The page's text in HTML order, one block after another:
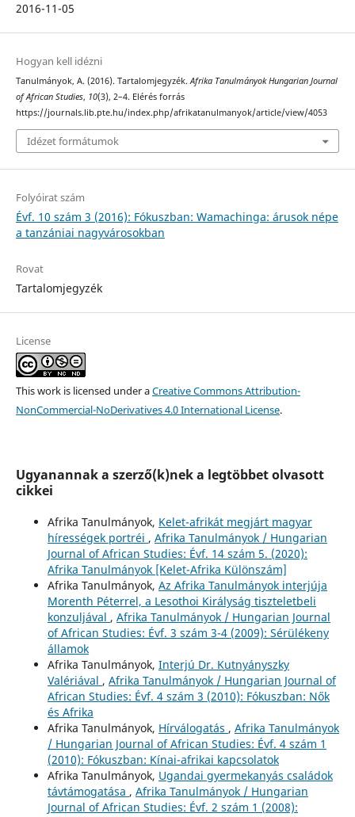
2016-11-05
Hogyan kell idézni
Tanulmányok, A. (2016). Tartalomjegyzék.Afrika Tanulmányok Hungarian Journal
of African Studies, 10(3), 2–4. Elérés forrás
https://journals.lib.pte.hu/index.php/afrikatanulmanyok/article/view/4053
Idézet formátumok
Folyóirat szám
Évf. 10 szám 3 (2016): Fókuszban: Wamachinga: árusok népe
a tanzániai nagyvárosokban
Rovat
Tartalomjegyzék
License
This work is licensed under aCreative Commons Attribution-
NonCommercial-NoDerivatives 4.0 International License.
Ugyanannak a szerző(k)nek a legtöbbet olvasott
cikkei
Afrika Tanulmányok, Kelet-afrikát megjárt magyar
hírességek portréi , Afrika Tanulmányok / Hungarian
Journal of African Studies: Évf. 14 szám 5. (2020):
Afrika Tanulmányok [Kelet-Afrika Különszám]
Afrika Tanulmányok, Az Afrika Tanulmányok interjúja
Morenth Péterrel, a Lesothoi Királyság tiszteletbeli
konzuljával , Afrika Tanulmányok / Hungarian Journal
of African Studies: Évf. 3 szám 3-4 (2009): Sérülékeny
államok
Afrika Tanulmányok, Interjú Dr. Kutnyányszky
Valériával , Afrika Tanulmányok / Hungarian Journal of
African Studies: Évf. 4 szám 3 (2010): Fókuszban: Nők
és Afrika
Afrika Tanulmányok, Hírválogatás , Afrika Tanulmányok
/ Hungarian Journal of African Studies: Évf. 4 szám 1
(2010): Fókuszban: Kínai-afrikai kapcsolatok
Afrika Tanulmányok, Ugandai gyermekanyás családok
távtámogatása , Afrika Tanulmányok / Hungarian
Journal of African Studies: Évf. 2 szám 1 (2008):